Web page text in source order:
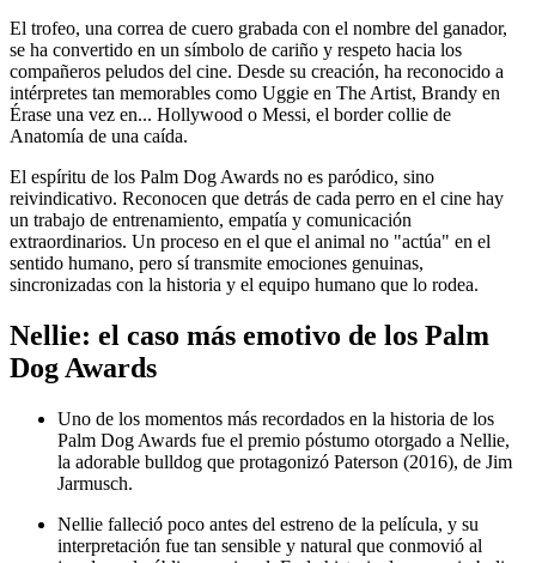
El trofeo, una correa de cuero grabada con el nombre del ganador,
se ha convertido en un símbolo de cariño y respeto hacia los
compañeros peludos del cine. Desde su creación, ha reconocido a
intérpretes tan memorables como Uggie en The Artist, Brandy en
Érase una vez en... Hollywood o Messi, el border collie de
Anatomía de una caída.
El espíritu de los Palm Dog Awards no es paródico, sino
reivindicativo. Reconocen que detrás de cada perro en el cine hay
un trabajo de entrenamiento, empatía y comunicación
extraordinarios. Un proceso en el que el animal no "actúa" en el
sentido humano, pero sí transmite emociones genuinas,
sincronizadas con la historia y el equipo humano que lo rodea.
Nellie: el caso más emotivo de los Palm
Dog Awards
Uno de los momentos más recordados en la historia de los
Palm Dog Awards fue el premio póstumo otorgado a Nellie,
la adorable bulldog que protagonizó Paterson (2016), de Jim
Jarmusch.
Nellie falleció poco antes del estreno de la película, y su
interpretación fue tan sensible y natural que conmovió al